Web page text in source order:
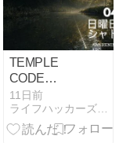
TEMPLE
CODE
CHRONICLE
覚醒編 04｜日
曜日のシャト
11日前
ライフハッカーズのけんたろうブログ